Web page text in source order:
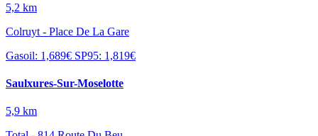
5,2 km
Colruyt - Place De La Gare
Gasoil: 1,689€ SP95: 1,819€
Saulxures-Sur-Moselotte
5,9 km